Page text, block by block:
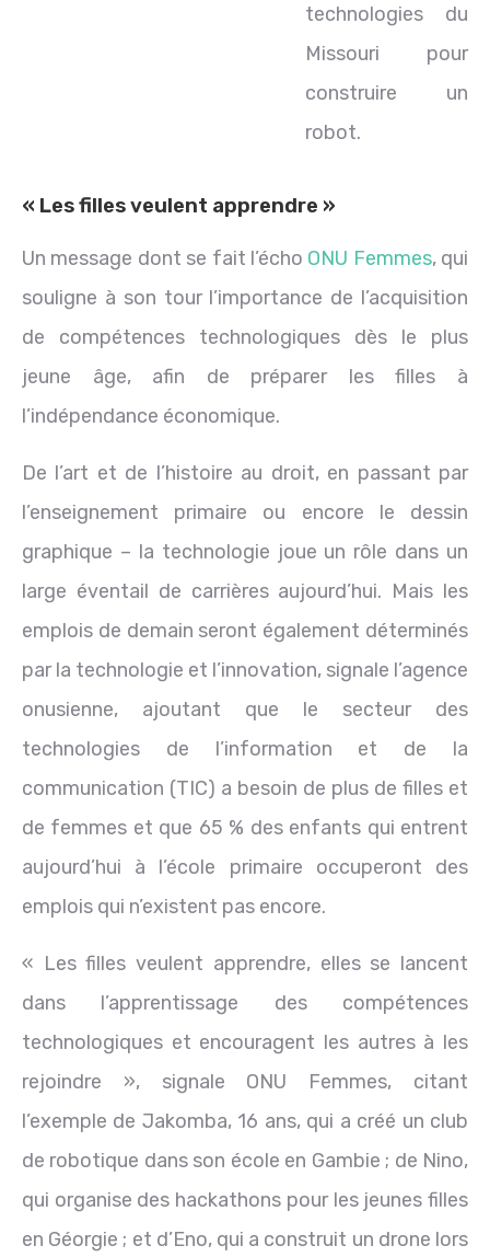
technologies du
Missouri pour
construire un
robot.
« Les filles veulent apprendre »
Un message dont se fait l’écho ONU Femmes, qui
souligne à son tour l’importance de l’acquisition
de compétences technologiques dès le plus
jeune âge, afin de préparer les filles à
l’indépendance économique.
De l’art et de l’histoire au droit, en passant par
l’enseignement primaire ou encore le dessin
graphique – la technologie joue un rôle dans un
large éventail de carrières aujourd’hui. Mais les
emplois de demain seront également déterminés
par la technologie et l’innovation, signale l’agence
onusienne, ajoutant que le secteur des
technologies de l’information et de la
communication (TIC) a besoin de plus de filles et
de femmes et que 65 % des enfants qui entrent
aujourd’hui à l’école primaire occuperont des
emplois qui n’existent pas encore.
« Les filles veulent apprendre, elles se lancent
dans l’apprentissage des compétences
technologiques et encouragent les autres à les
rejoindre », signale ONU Femmes, citant
l’exemple de Jakomba, 16 ans, qui a créé un club
de robotique dans son école en Gambie ; de Nino,
qui organise des hackathons pour les jeunes filles
en Géorgie ; et d’Eno, qui a construit un drone lors